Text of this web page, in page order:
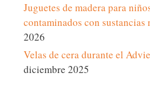
Juguetes de madera para
contaminados con sustancias
2026
Velas de cera durante el
diciembre 2025